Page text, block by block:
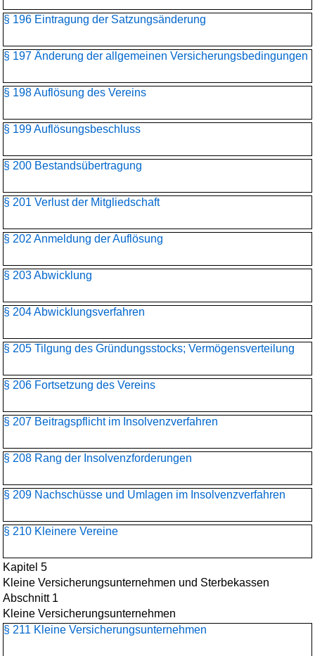
§ 196 Eintragung der Satzungsänderung
§ 197 Änderung der allgemeinen Versicherungsbedingungen
§ 198 Auflösung des Vereins
§ 199 Auflösungsbeschluss
§ 200 Bestandsübertragung
§ 201 Verlust der Mitgliedschaft
§ 202 Anmeldung der Auflösung
§ 203 Abwicklung
§ 204 Abwicklungsverfahren
§ 205 Tilgung des Gründungsstocks; Vermögensverteilung
§ 206 Fortsetzung des Vereins
§ 207 Beitragspflicht im Insolvenzverfahren
§ 208 Rang der Insolvenzforderungen
§ 209 Nachschüsse und Umlagen im Insolvenzverfahren
§ 210 Kleinere Vereine
Kapitel 5
Kleine Versicherungsunternehmen und Sterbekassen
Abschnitt 1
Kleine Versicherungsunternehmen
§ 211 Kleine Versicherungsunternehmen